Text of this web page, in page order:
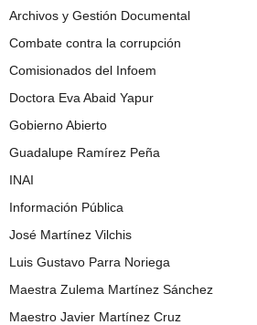
Archivos y Gestión Documental
Combate contra la corrupción
Comisionados del Infoem
Doctora Eva Abaid Yapur
Gobierno Abierto
Guadalupe Ramírez Peña
INAI
Información Pública
José Martínez Vilchis
Luis Gustavo Parra Noriega
Maestra Zulema Martínez Sánchez
Maestro Javier Martínez Cruz